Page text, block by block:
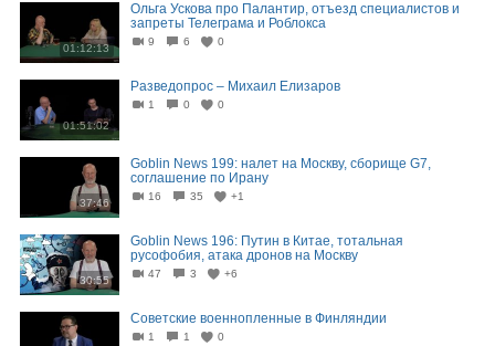
01:12:13
Ольга Ускова про Палантир, отъезд специалистов и
запреты Телеграма и Роблокса
9 6 0
01:51:02
Разведопрос – Михаил Елизаров
1 0 0
37:46
Goblin News 199: налет на Москву, сборище G7,
соглашение по Ирану
16 35 +1
30:55
Goblin News 196: Путин в Китае, тотальная
русофобия, атака дронов на Москву
47 3 +6
Советские военнопленные в Финляндии
1 1 0